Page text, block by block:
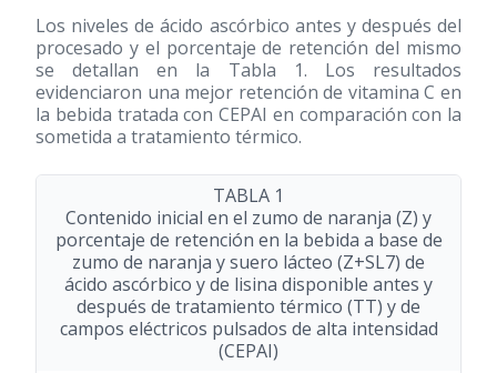
Los niveles de ácido ascórbico antes y después del
procesado y el porcentaje de retención del mismo
se detallan en la Tabla 1. Los resultados
evidenciaron una mejor retención de vitamina C en
la bebida tratada con CEPAI en comparación con la
sometida a tratamiento térmico.
TABLA 1
Contenido inicial en el zumo de naranja (Z) y
porcentaje de retención en la bebida a base de
zumo de naranja y suero lácteo (Z+SL7) de
ácido ascórbico y de lisina disponible antes y
después de tratamiento térmico (TT) y de
campos eléctricos pulsados de alta intensidad
(CEPAI)